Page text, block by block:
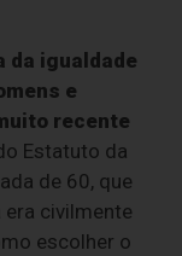
da igualdade
e
recente
Estatuto da
de 60, que
era civilmente
escolher o